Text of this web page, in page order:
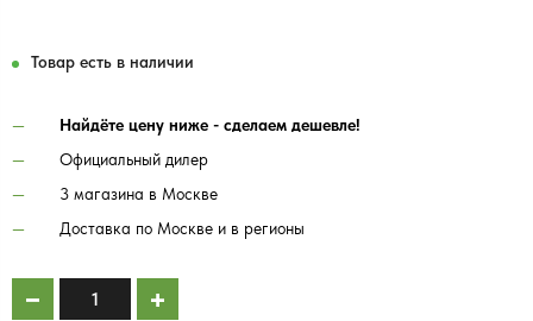
Товар есть в наличии
Найдёте цену ниже - сделаем дешевле!
Официальный дилер
3 магазина в Москве
Доставка по Москве и в регионы